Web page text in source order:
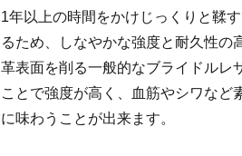
1年以上の時間をかけじっくりと鞣
るため、しなやかな強度と耐久性の
革表面を削る一般的なブライドルレ
ことで強度が高く、血筋やシワなど
に味わうことが出来ます。